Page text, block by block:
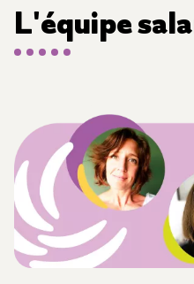
L'équipe